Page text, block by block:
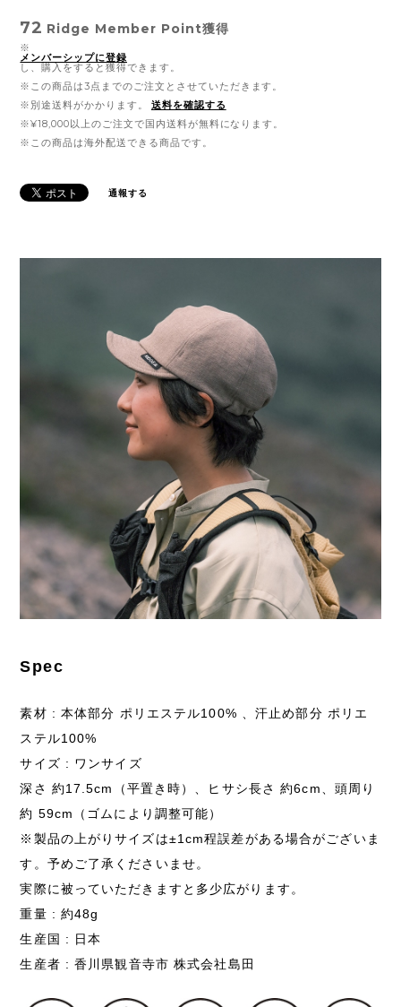
72 Ridge Member Point獲得
※
メンバーシップに登録
し、購入をすると獲得できます。
※この商品は3点までのご注文とさせていただきます。
※別途送料がかかります。
送料を確認する
※¥18,000以上のご注文で国内送料が無料になります。
※この商品は海外配送できる商品です。
通報する
Spec
素材 : 本体部分 ポリエステル100% 、汗止め部分 ポリエ
ステル100%
サイズ : ワンサイズ
深さ 約17.5cm（平置き時）、ヒサシ長さ 約6cm、頭周り
約 59cm（ゴムにより調整可能）
※製品の上がりサイズは±1cm程誤差がある場合がございま
す。予めご了承くださいませ。
実際に被っていただきますと多少広がります。
重量 : 約48g
生産国 : 日本
生産者 : 香川県観音寺市 株式会社島田